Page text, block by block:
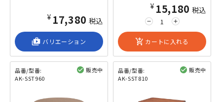
¥17,380 税込
shop_2 バリエーション
remove add
¥15,180 税込
add_shopping_cart カートに入れる
品番/型番:
AK-SST960
販売中
品番/型番:
AK-SST810
販売中